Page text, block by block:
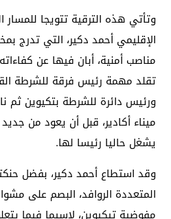
وتأتي هذه الترقية تتويجا للمسار
الإقليمي أحمد دكير، التي تدرج
مناصب أمنية، أبان فيها عن
تقلد مهمة رئيس فرقة للشرطة
ورئيس دائرة للشرطة بتكيوين ثم
ميناء أكادير، قبل أن يعود من
يشغل حاليا رئيسا لها.
وقد استطاع أحمد دكير، بفضل
المتعددة الروافد، البصم على
مفوضية تيكيوين، لاسيما فيما